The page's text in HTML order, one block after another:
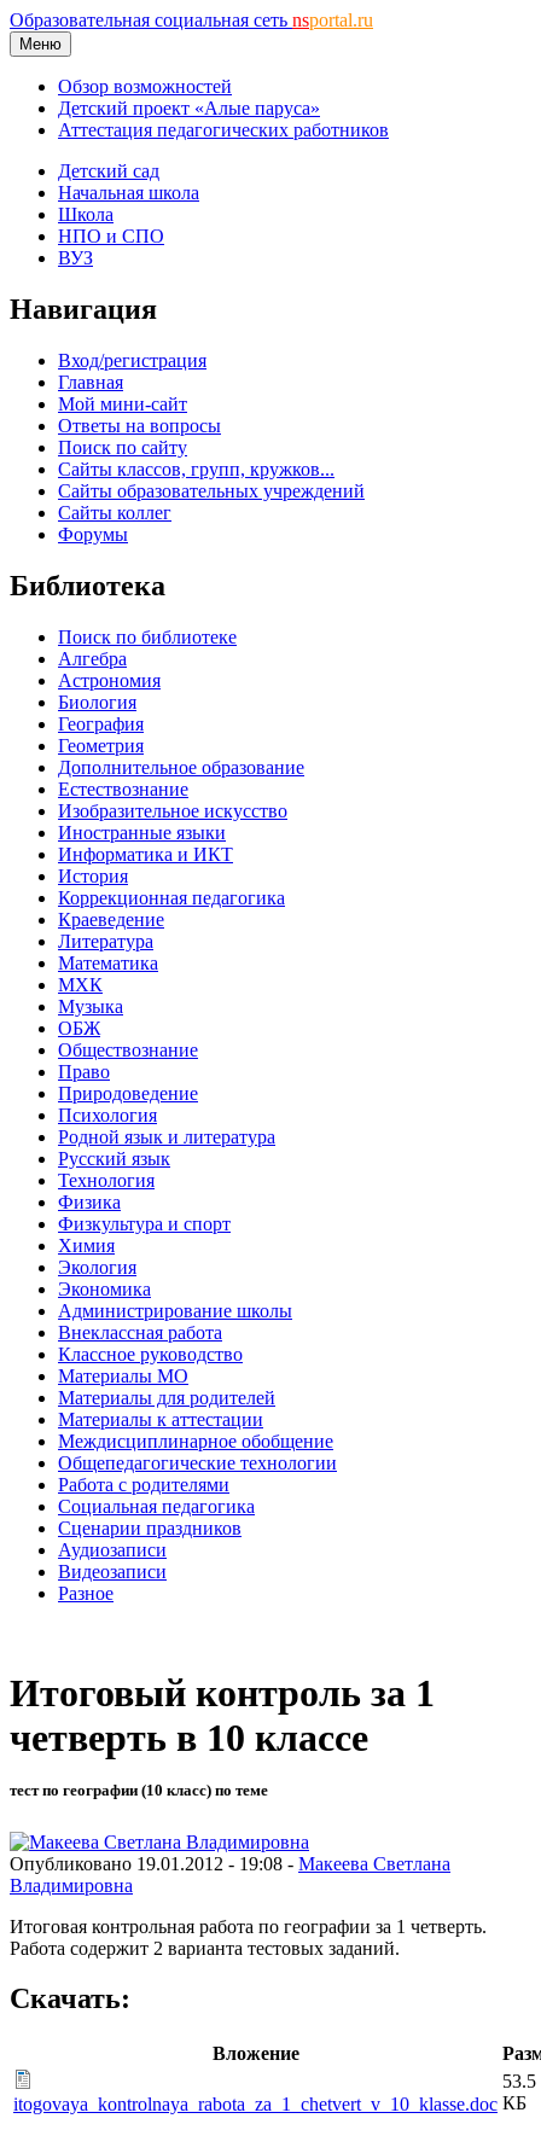
Образовательная социальная сеть nsportal.ru
Меню
Обзор возможностей
Детский проект «Алые паруса»
Аттестация педагогических работников
Детский сад
Начальная школа
Школа
НПО и СПО
ВУЗ
Навигация
Вход/регистрация
Главная
Мой мини-сайт
Ответы на вопросы
Поиск по сайту
Сайты классов, групп, кружков...
Сайты образовательных учреждений
Сайты коллег
Форумы
Библиотека
Поиск по библиотеке
Алгебра
Астрономия
Биология
География
Геометрия
Дополнительное образование
Естествознание
Изобразительное искусство
Иностранные языки
Информатика и ИКТ
История
Коррекционная педагогика
Краеведение
Литература
Математика
МХК
Музыка
ОБЖ
Обществознание
Право
Природоведение
Психология
Родной язык и литература
Русский язык
Технология
Физика
Физкультура и спорт
Химия
Экология
Экономика
Администрирование школы
Внеклассная работа
Классное руководство
Материалы МО
Материалы для родителей
Материалы к аттестации
Междисциплинарное обобщение
Общепедагогические технологии
Работа с родителями
Социальная педагогика
Сценарии праздников
Аудиозаписи
Видеозаписи
Разное
Итоговый контроль за 1
четверть в 10 классе
тест по географии (10 класс) по теме
Опубликовано 19.01.2012 - 19:08 - Макеева Светлана
Владимировна
Итоговая контрольная работа по географии за 1 четверть.
Работа содержит 2 варианта тестовых заданий.
Скачать:
Вложение
itogovaya_kontrolnaya_rabota_za_1_chetvert_v_10_klasse.doc
53.5
КБ